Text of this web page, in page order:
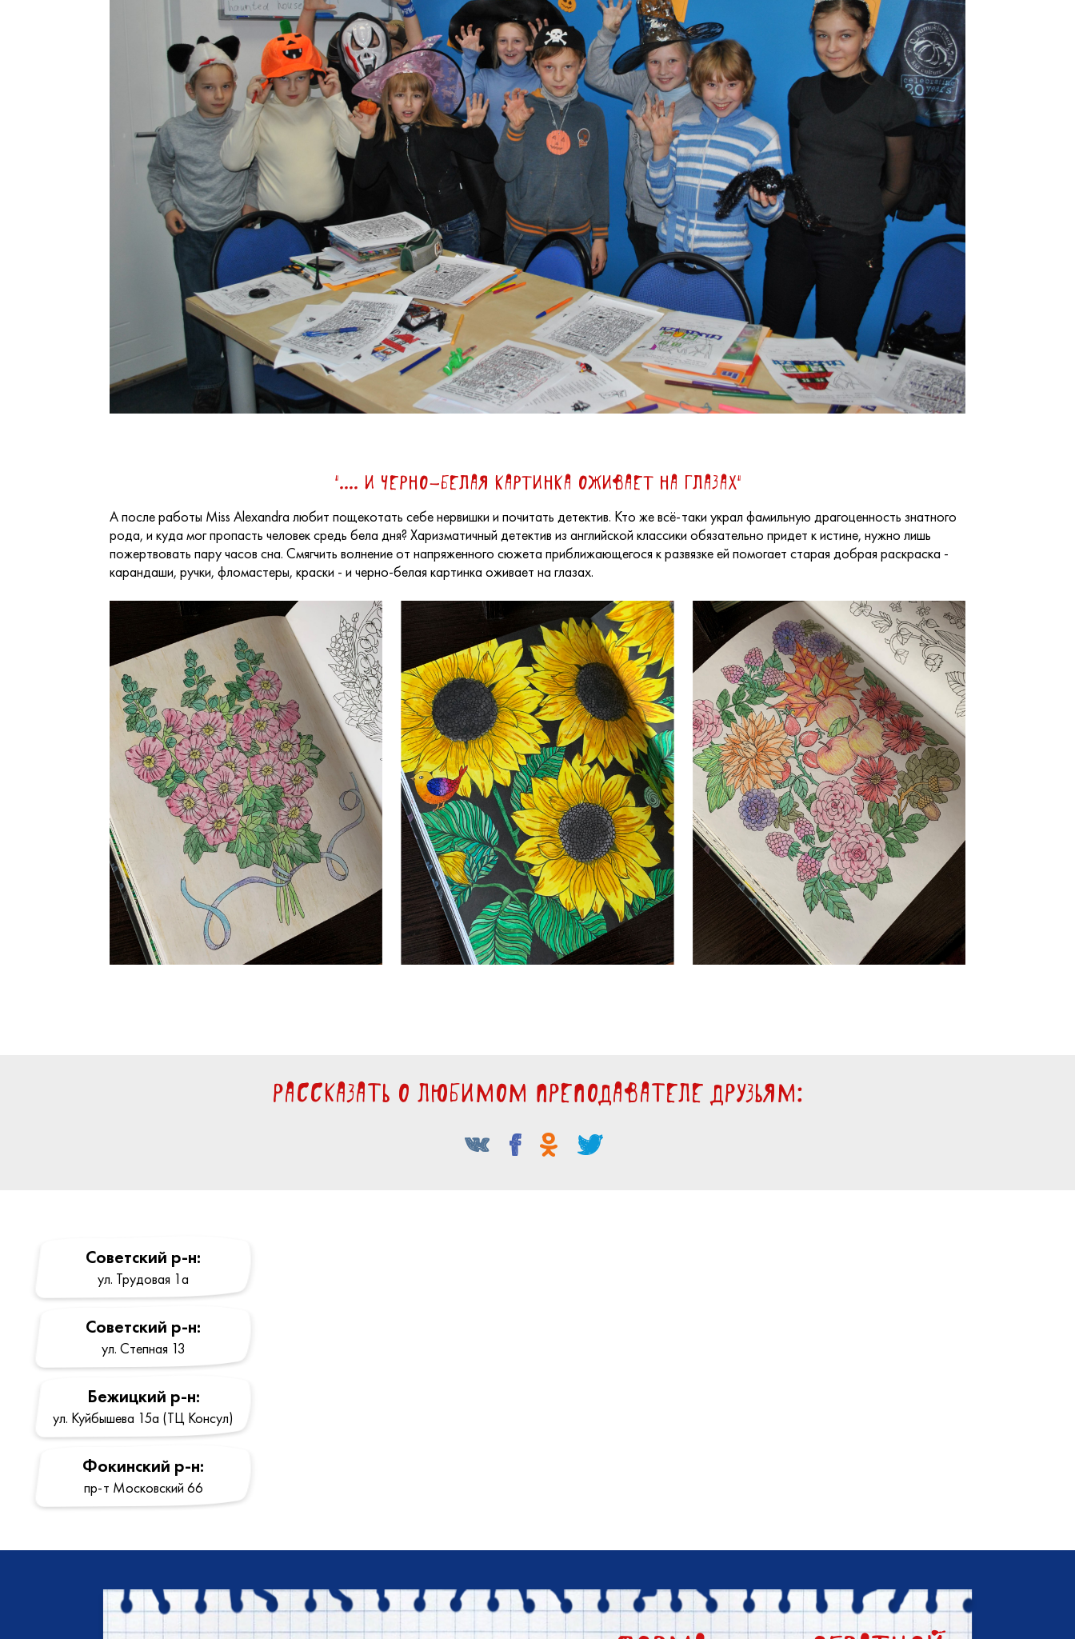
".... и черно-белая картинка оживает на глазах"
А после работы Miss Alexandra любит пощекотать себе нервишки и почитать детектив. Кто же всё-таки украл фамильную драгоценность знатного
рода, и куда мог пропасть человек средь бела дня? Харизматичный детектив из английской классики обязательно придет к истине, нужно лишь
пожертвовать пару часов сна. Смягчить волнение от напряженного сюжета приближающегося к развязке ей помогает старая добрая раскраска -
карандаши, ручки, фломастеры, краски - и черно-белая картинка оживает на глазах.
Рассказать о любимом преподавателе друзьям:
Cоветский р-н:
ул. Трудовая 1a
Cоветский р-н:
ул. Степная 13
Бежицкий р-н:
ул. Куйбышева 15a (ТЦ Консул)
Фокинский р-н:
пр-т Московский 66